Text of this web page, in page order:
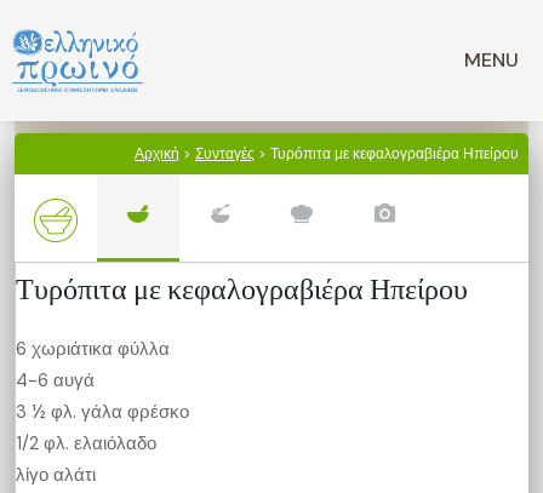
σε
περιεχόμενο
MENU
Αρχική > Συνταγές > Τυρόπιτα με κεφαλογραβιέρα Ηπείρου
Τυρόπιτα με κεφαλογραβιέρα Ηπείρου
6 χωριάτικα φύλλα
4-6 αυγά
3 ½ φλ. γάλα φρέσκο
1/2 φλ. ελαιόλαδο
λίγο αλάτι